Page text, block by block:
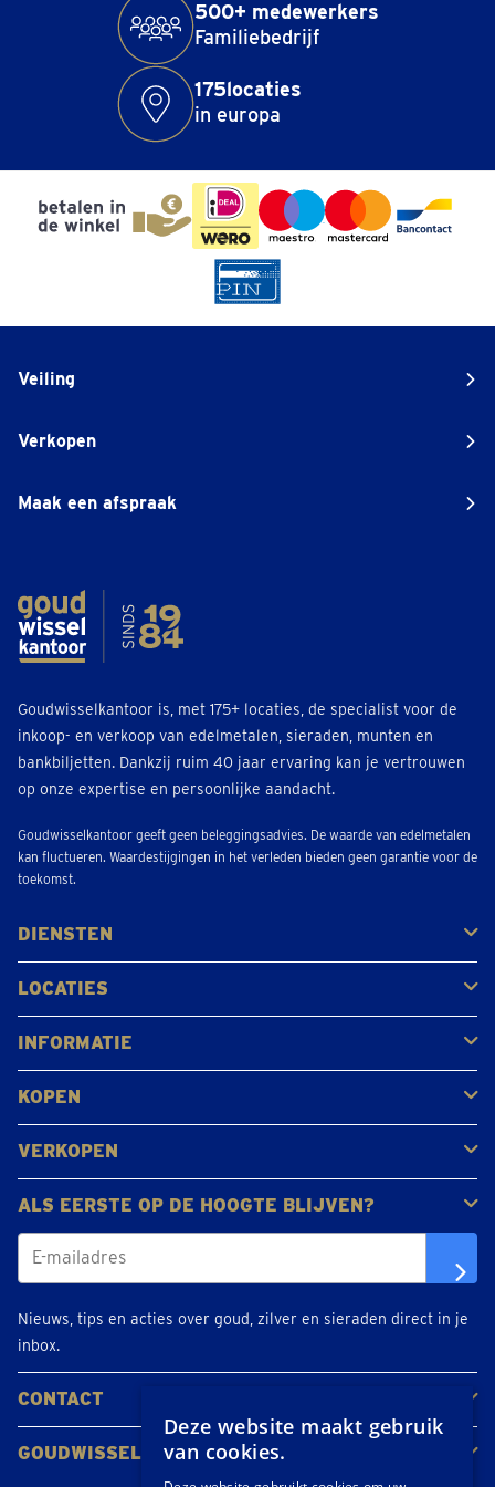
500+ medewerkers
Familiebedrijf
175locaties
in europa
Veiling
Verkopen
Maak een afspraak
Goudwisselkantoor is, met 175+ locaties, de specialist voor de
inkoop- en verkoop van edelmetalen, sieraden, munten en
bankbiljetten. Dankzij ruim 40 jaar ervaring kan je vertrouwen
op onze expertise en persoonlijke aandacht.
Goudwisselkantoor geeft geen beleggingsadvies. De waarde van edelmetalen
kan fluctueren. Waardestijgingen in het verleden bieden geen garantie voor de
toekomst.
DIENSTEN
Kopen
Verkopen
Veilen
LOCATIES
Antwerpen
Brugge
Kapellen
Leuven
Mol
Schilde
Sint-Niklaas
Bekijk alle locaties
INFORMATIE
Veelgestelde vragen
Klantbeoordelingen
KOPEN
Goud kopen
Platina en palladium kopen
Zilver kopen
VERKOPEN
Gouden juwelen
Gouden munten
Gouden staven
ALS EERSTE OP DE HOOGTE BLIJVEN?
Nieuws, tips en acties over goud, zilver en sieraden direct in je
inbox.
CONTACT
Neem contact op
Maak een afspraak
Locaties
GOUDWISSELKANTOOR
Deze website maakt gebruik
van cookies.